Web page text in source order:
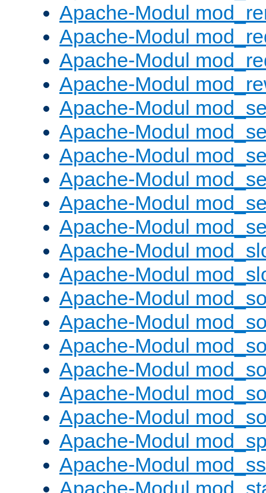
Apache-Modul
Apache-Modul
Apache-Modul
Apache-Modul
Apache-Modul
Apache-Modul
Apache-Modul
Apache-Modul
Apache-Modul
Apache-Modul
Apache-Modul
Apache-Modul
Apache-Modul
Apache-Modul
Apache-Modul
Apache-Modul
Apache-Modul
Apache-Modul
Apache-Modul
Apache-Modul
Apache-Modul